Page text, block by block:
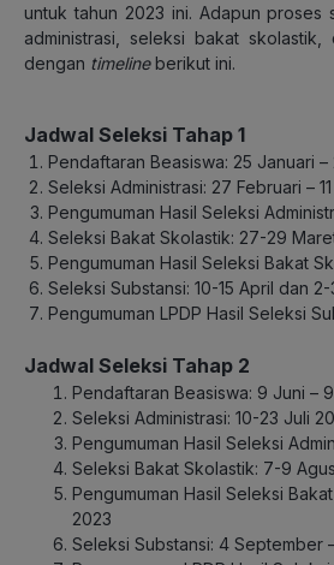
untuk tahun 2023 ini. Adapun proses
administrasi, seleksi bakat skolastik,
dengan timelineberikut ini.
Jadwal Seleksi Tahap 1
Pendaftaran Beasiswa: 25 Januari
Seleksi Administrasi: 27 Februari –
Pengumuman Hasil Seleksi
Seleksi Bakat Skolastik: 27-29
Pengumuman Hasil Seleksi Bakat
Seleksi Substansi: 10-15 April dan 2-
Pengumuman LPDP Hasil Seleksi
Jadwal Seleksi Tahap 2
Pendaftaran Beasiswa: 9 Juni –
Seleksi Administrasi: 10-23 Juli
Pengumuman Hasil Seleksi
Seleksi Bakat Skolastik: 7-9
Pengumuman Hasil Seleksi
2023
Seleksi Substansi: 4 September